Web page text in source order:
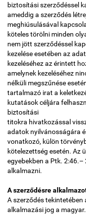
biztosítási szerződéssel
ameddig a szerződés
meghiúsulásával
köteles törölni minden
nem jött szerződéssel
kezelése esetében az
kezeléséhez az érintett
amelynek kezeléséhez
nélküli megszűnése
tartalmazó irat a
kutatások céljára
biztosítási
titokra hivatkozással
adatok nyilvánosságára
vonatkozó, külön
kötelezettség esetén. Az
egyebekben a Ptk.
alkalmazni.
A szerződésre
A szerződés
alkalmazási jog a magyar.